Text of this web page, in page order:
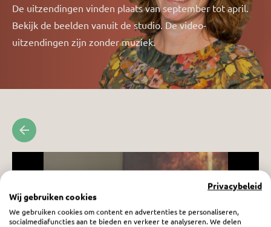
De uitzendingen vinden plaats van september tot april.
Bekijk de beelden vanuit de studio. De video-
uitzendingen zijn zonder muziek.
Privacybeleid
Wij gebruiken cookies
We gebruiken cookies om content en advertenties te personaliseren,
socialmediafuncties aan te bieden en verkeer te analyseren. We delen